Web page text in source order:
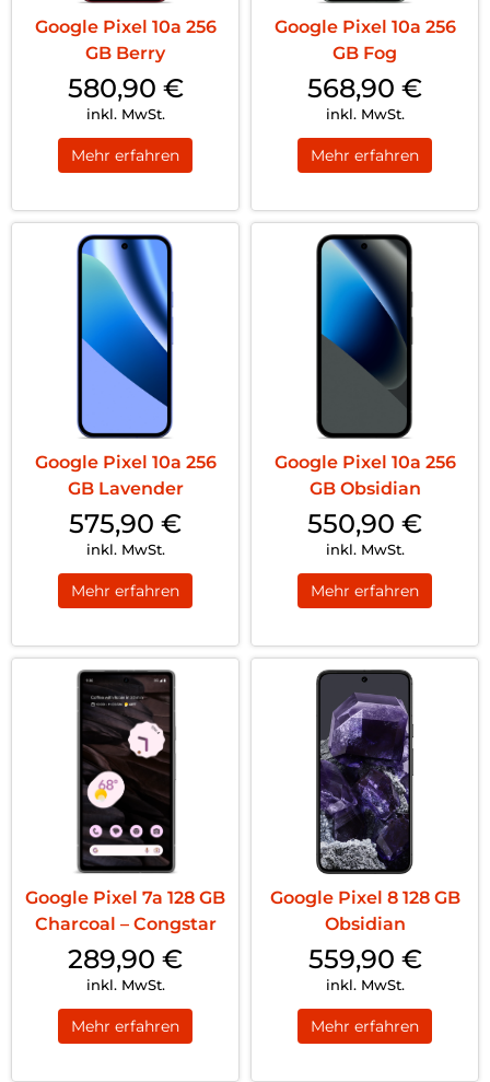
Google Pixel 10a 256
GB Berry
580,90 €
inkl. MwSt.
Mehr erfahren
Google Pixel 10a 256
GB Fog
568,90 €
inkl. MwSt.
Mehr erfahren
Google Pixel 10a 256
GB Lavender
575,90 €
inkl. MwSt.
Mehr erfahren
Google Pixel 10a 256
GB Obsidian
550,90 €
inkl. MwSt.
Mehr erfahren
Google Pixel 7a 128 GB
Charcoal – Congstar
289,90 €
inkl. MwSt.
Mehr erfahren
Google Pixel 8 128 GB
Obsidian
559,90 €
inkl. MwSt.
Mehr erfahren